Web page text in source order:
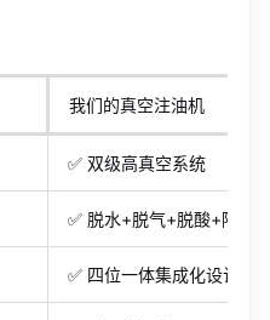
我们的真空注油机
✅ 双级高真空系统
✅ 脱水+脱气+脱酸+除杂
✅ 四位一体集成化设计